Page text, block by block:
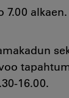
7.00
16.00.